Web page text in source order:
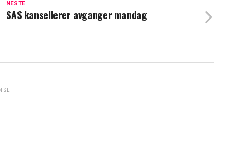
NESTE
SAS kansellerer avganger mandag